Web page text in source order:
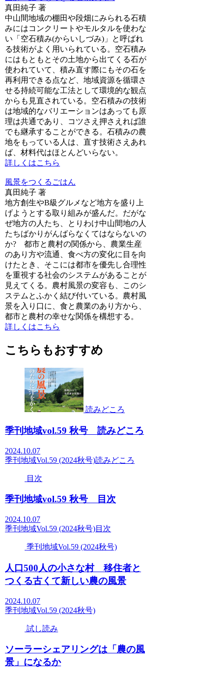
真田純子 著
中山間地域の棚田や段畑にみられる石積
みにはコンクリートやモルタルを使わな
い「空石積み(からいしづみ)」と呼ばれ
る技術がよく用いられている。空石積み
にはもともとその土地から出てくる石が
使われていて、積み直す際にもその石を
再利用できる点など、地域資源を循環さ
せる持続可能な工法として環境的な観点
からも見直されている。空石積みの技術
は地域的なバリエーションはあっても原
理は共通であり、コツさえ押さえれば誰
でも継承することができる。石積みの農
地をもっている人は、直す技術さえあれ
ば、材料代はほとんどいらない。
詳しくはこちら
風景をつくるごはん
真田純子 著
地方創生やB級グルメなど地方を盛り上
げようとする取り組みが盛んだ。だがな
ぜ地方の人たち、とりわけ中山間地の人
たちばかりがんばらなくてはならないの
か? 都市と農村の関係から、農業生産
のあり方や流通、食べ方の変化に目を向
けたとき、そこには都市を優先し合理性
を重視する社会のシステムがあることが
見えてくる。農村風景の変容も、このシ
ステムとふかく結び付いている。農村風
景を入り口に、食と農業のあり方から、
都市と農村の幸せな関係を構想する。
詳しくはこちら
こちらもおすすめ
読みどころ
季刊地域vol.59 秋号 読みどころ
2024.10.07
季刊地域Vol.59 (2024秋号)読みどころ
目次
季刊地域vol.59 秋号 目次
2024.10.07
季刊地域Vol.59 (2024秋号)目次
季刊地域Vol.59 (2024秋号)
人口500人の小さな村 移住者と
つくる古くて新しい農の風景
2024.10.07
季刊地域Vol.59 (2024秋号)
試し読み
ソーラーシェアリングは「農の風
景」になるか